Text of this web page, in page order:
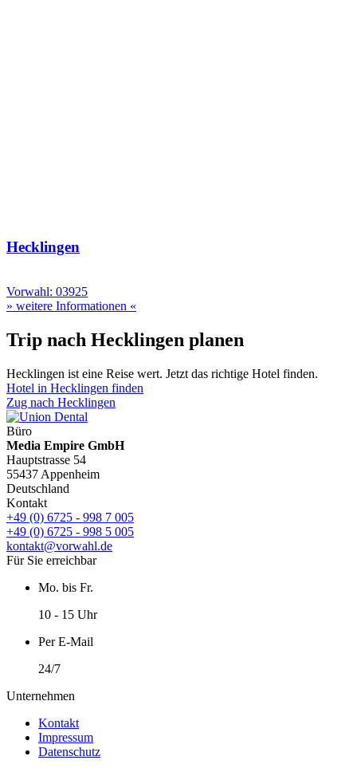
Hecklingen
Vorwahl: 03925
» weitere Informationen «
Trip nach Hecklingen planen
Hecklingen ist eine Reise wert. Jetzt das richtige Hotel finden.
Hotel in Hecklingen finden
Zug nach Hecklingen
Büro
Media Empire GmbH
Hauptstrasse 54
55437 Appenheim
Deutschland
Kontakt
+49 (0) 6725 - 998 7 005
+49 (0) 6725 - 998 5 005
kontakt@vorwahl.de
Für Sie erreichbar
Mo. bis Fr.
10 - 15 Uhr
Per E-Mail
24/7
Unternehmen
Kontakt
Impressum
Datenschutz